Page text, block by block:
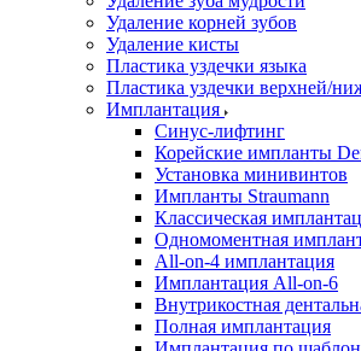
Удаление корней зубов
Удаление кисты
Пластика уздечки языка
Пластика уздечки верхней/
Имплантация
Синус-лифтинг
Корейские импланты
Установка минивинтов
Импланты Straumann
Классическая
Одномоментная
All-on-4 имплантация
Имплантация All-on-6
Внутрикостная
Полная имплантация